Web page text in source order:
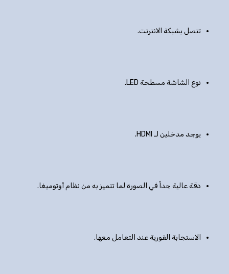
تتصل بشبكة الانترنت.
نوع الشاشة مسطحة LED.
يوجد مدخلين لـ HDMI.
دقة عالية جداً في الصورة لما تتميز به من نظام أوتوميغا.
الاستجابة الفورية عند التعامل معها.